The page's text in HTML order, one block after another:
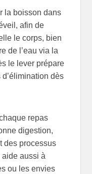
la boisson dans
afin de
le corps, bien
de l’eau via la
le lever prépare
dès
repas
digestion,
des processus
aussi à
ou les envies